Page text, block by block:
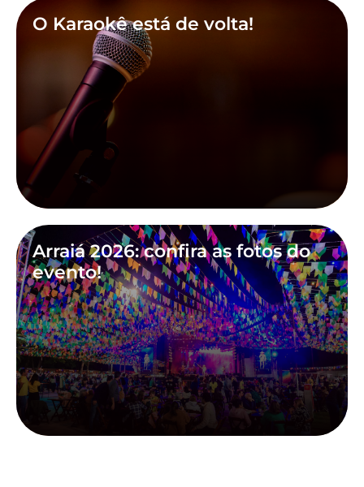
O Karaokê está de volta!
Arraiá 2026: confira as fotos do
evento!